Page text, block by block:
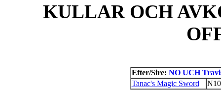
KULLAR OCH
Efter/Sire: NO UCH
Tanac's Magic Sword